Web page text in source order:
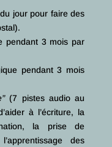
jour pour faire des
pendant 3 mois par
pendant 3 mois
(7 pistes audio au
à l’écriture, la
la prise de
des